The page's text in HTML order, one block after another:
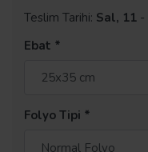
Teslim Tarihi: Sal, 11 -
Ebat
Folyo Tipi